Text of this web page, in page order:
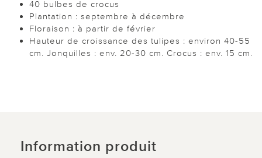
40 bulbes de crocus
Plantation : septembre à décembre
Floraison : à partir de février
Hauteur de croissance des tulipes : environ 40-55
cm. Jonquilles : env. 20-30 cm. Crocus : env. 15 cm.
Information produit